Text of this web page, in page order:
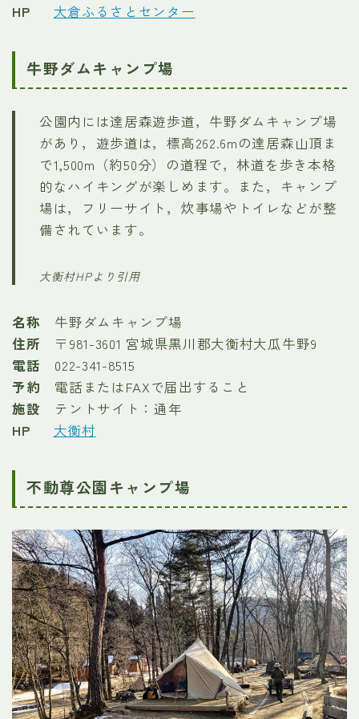
HP
大倉ふるさとセンター
牛野ダムキャンプ場
公園内には達居森遊歩道，牛野ダムキャンプ場
があり，遊歩道は，標高262.6mの達居森山頂ま
で1,500m（約50分）の道程で，林道を歩き本格
的なハイキングが楽しめます。また，キャンプ
場は，フリーサイト，炊事場やトイレなどが整
備されています。
大衡村HPより引用
名称 牛野ダムキャンプ場
住所 〒981-3601 宮城県黒川郡大衡村大瓜牛野9
電話 022-341-8515
予約 電話またはFAXで届出すること
施設 テントサイト：通年
HP
大衡村
不動尊公園キャンプ場